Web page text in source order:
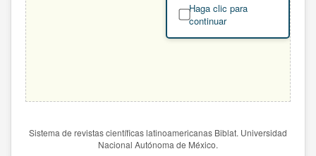
Haga clic para
continuar
Sistema de revistas científicas latinoamericanas Biblat. Universidad
Nacional Autónoma de México.